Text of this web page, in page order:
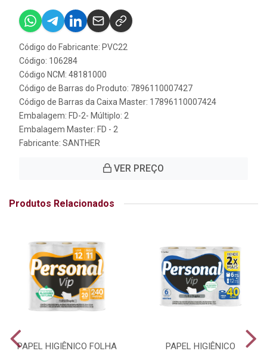
Código do Fabricante: PVC22
Código: 106284
Código NCM: 48181000
Código de Barras do Produto: 7896110007427
Código de Barras da Caixa Master: 17896110007424
Embalagem: FD-2- Múltiplo: 2
Embalagem Master: FD - 2
Fabricante: SANTHER
VER PREÇO
Produtos Relacionados
PAPEL HIGIÊNICO FOLHA
PAPEL HIGIÊNICO